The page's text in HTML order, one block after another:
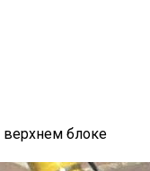
верхнем блоке